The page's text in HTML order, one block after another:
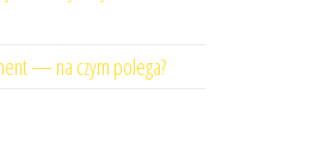
— na czym polega?